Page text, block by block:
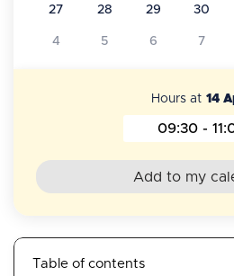
27 28 29 30
4 5 6 7
Hours at 14
09:30 -
Add to my
Table of contents